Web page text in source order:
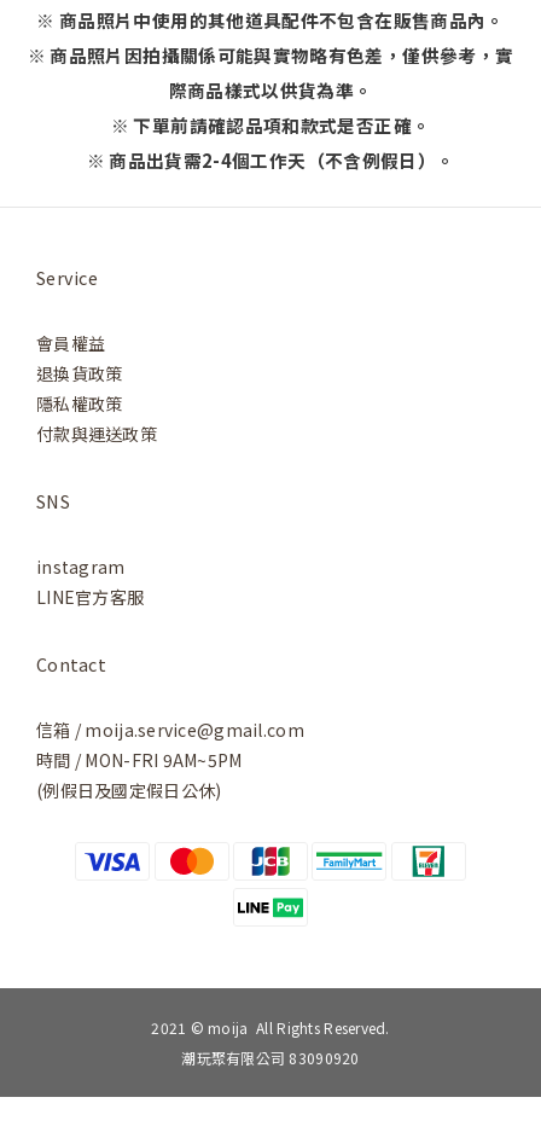
※ 商品照片中使用的其他道具配件不包含在販售商品內。
※ 商品照片因拍攝關係可能與實物略有色差，僅供參考，實
際商品樣式以供貨為準。
※ 下單前請確認品項和款式是否正確。
※ 商品出貨需2-4個工作天（不含例假日）。
Service
會員權益
退換貨政策
隱私權政策
付款與運送政策
SNS
instagram
LINE官方客服
Contact
信箱 / moija.service@gmail.com
時間 / MON-FRI 9AM~5PM
(例假日及國定假日公休)
2021 © moija All Rights Reserved.
潮玩聚有限公司 83090920